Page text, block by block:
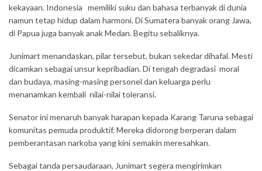
kekayaan. Indonesia memiliki suku dan bahasa terbanyak di dunia
namun tetap hidup dalam harmoni. Di Sumatera banyak orang Jawa,
di Papua juga banyak anak Medan. Begitu sebaliknya.
Junimart menandaskan, pilar tersebut, bukan sekedar dihafal. Mesti
dicamkan sebagai unsur kepribadian. Di tengah degradasi moral
dan budaya, masing-masing personel dan keluarga perlu
menanamkan kembali nilai-nilai toleransi.
Senator ini menaruh banyak harapan kepada Karang Taruna sebagai
komunitas pemuda produktif. Mereka didorong berperan dalam
pemberantasan narkoba yang kini semakin meresahkan.
Sebagai tanda persaudaraan, Junimart segera mengirimkan